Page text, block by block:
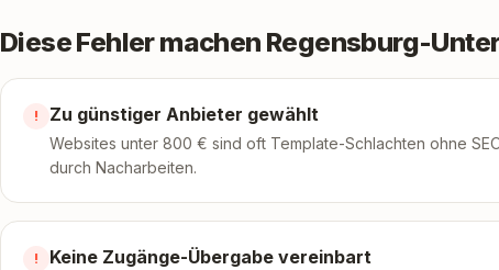
Diese Fehler machen Regensburg-
! Zu günstiger Anbieter gewählt
Websites unter 800 € sind oft Template-Schlachten ohne
durch Nacharbeiten.
! Keine Zugänge-Übergabe vereinbart